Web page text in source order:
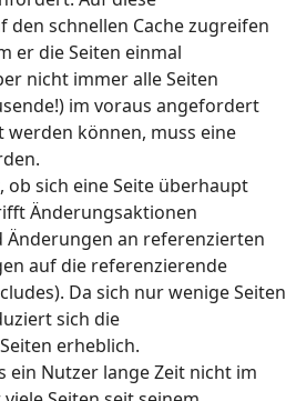
den schnellen Cache zugreifen
er die Seiten einmal
nicht immer alle Seiten
im voraus angefordert
werden können, muss eine
ob sich eine Seite überhaupt
Änderungsaktionen
Änderungen an referenzierten
auf die referenzierende
Da sich nur wenige Seiten
sich die
erheblich.
ein Nutzer lange Zeit nicht im